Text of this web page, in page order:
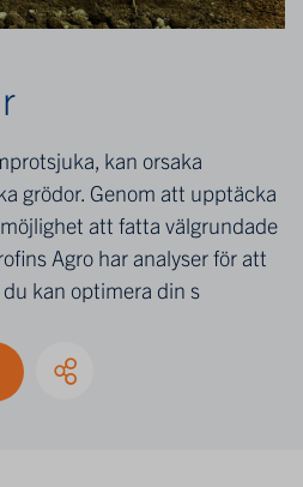
kan orsaka
grödor. Genom att upptäcka
att fatta välgrundade
Agro har analyser för att
kan optimera din s